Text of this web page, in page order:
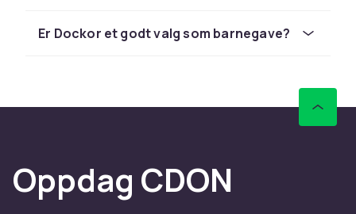
kommer med forskjellige klær og tilbehør, og
Dukker som passer til
Eier du et dukkehus? I så fall er det selvfølgelig
viktig at noen bor der. De pene
dukkehusdukkene selges vanligvis i sett, slik at
Er Dockor et godt valg som barnegave?
Oppdag CDON